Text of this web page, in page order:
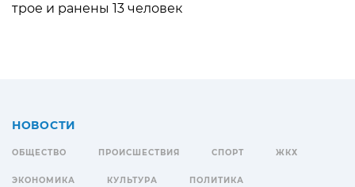
трое и ранены 13 человек
НОВОСТИ
ОБЩЕСТВО ПРОИСШЕСТВИЯ СПОРТ ЖКХ
ЭКОНОМИКА КУЛЬТУРА ПОЛИТИКА